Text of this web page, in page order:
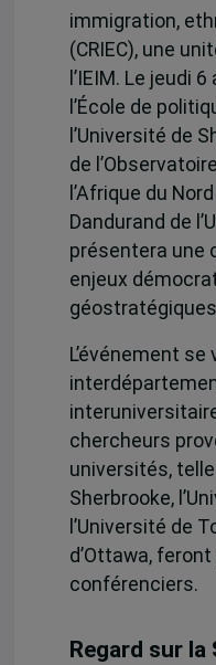
immigration,
(CRIEC), une
l’IEIM. Le jeudi
l’École de
l’Université de
de
l’Afrique du
Dandurand de
présentera une
enjeux
L’événement
chercheurs
universités,
Sherbrooke,
l’Université de
d’Ottawa,
conférenciers.
Regard sur la